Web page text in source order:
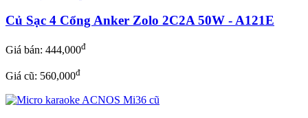
Củ Sạc 4 Cổng Anker Zolo 2C2A 50W - A121E
Giá bán: 444,000đ
Giá cũ: 560,000đ